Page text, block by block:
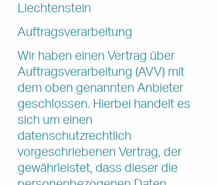
Liechtenstein
Auftragsverarbeitung
Wir haben einen Vertrag über
Auftragsverarbeitung (AVV) mit
dem oben genannten Anbieter
geschlossen. Hierbei handelt es
sich um einen
datenschutzrechtlich
vorgeschriebenen Vertrag, der
gewährleistet, dass dieser die